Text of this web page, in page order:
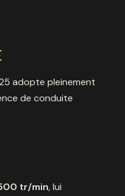
adopte pleinement
de conduite
tr/min, lui